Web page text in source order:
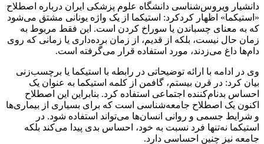
دانشیار ویروس‌شناسی دانشگاه علوم پزشکی ایران درباره‌ اصطلاح
«استیکما» اظهار کردکرد: استیکما از یک واژه یونانی مشتق می‌شود
که به معنای چسباندن یا سوراخ کردن است. این فقط مربوط به
زمان حال نیست، بلکه از قدیم، از زمان برده‌داری یا زمانی که روی
دام‌ها داغ می‌زدند، مورد استفاده قرار می‌گرفته است.
وی در ادامه با ارائه توضیحاتی در رابطه با استیکما یا برچسب‌زنی
بیان کرد: در قرن بیستم، گافمن از کلمه‌ استیکما به عنوان یک
احساس بدنام‌کننده اجتماعی استفاده کرد. بنابراین این اصطلاح
اکنون یک اصطلاح جامعه‌شناسی است که برای بسیاری از بیماری‌ها
و شرایط جسمی و روانی انسان‌ها می‌تواند استفاده شود. در
استیکما نه‌تنها فرد نسبت به خود، احساس بدی پیدا می‌کند بلکه
جامعه نیز چنین احساسی دارد.